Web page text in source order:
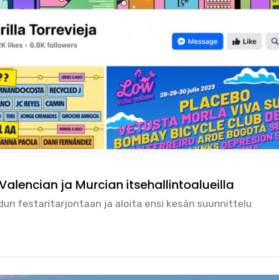
ja Murcian itsehallintoalueilla
festaritarjontaan ja aloita ensi kesän suunnittelu